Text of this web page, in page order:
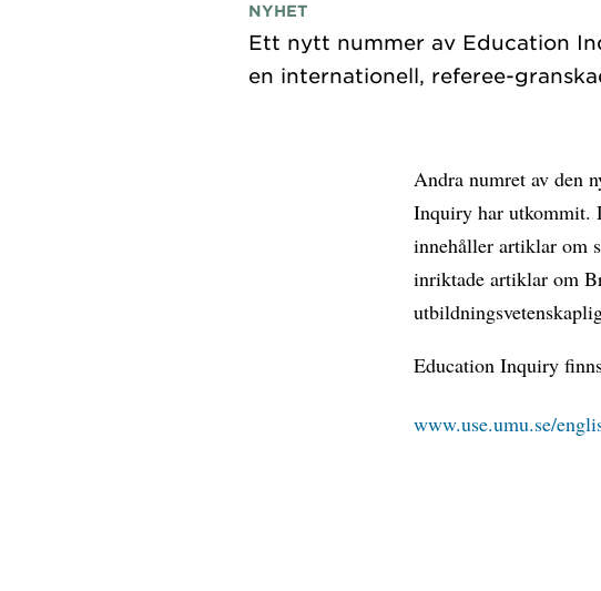
NYHET
Ett nytt nummer av Education
Andra numret av den
Inquiry har utkommit.
innehåller artiklar om
inriktade artiklar om
Education Inquiry
www.use.umu.se/